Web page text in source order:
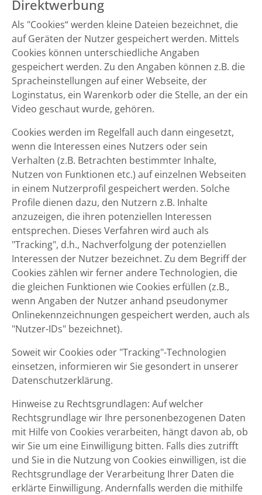
Direktwerbung
Als "Cookies“ werden kleine Dateien bezeichnet, die
auf Geräten der Nutzer gespeichert werden. Mittels
Cookies können unterschiedliche Angaben
gespeichert werden. Zu den Angaben können z.B. die
Spracheinstellungen auf einer Webseite, der
Loginstatus, ein Warenkorb oder die Stelle, an der ein
Video geschaut wurde, gehören.
Cookies werden im Regelfall auch dann eingesetzt,
wenn die Interessen eines Nutzers oder sein
Verhalten (z.B. Betrachten bestimmter Inhalte,
Nutzen von Funktionen etc.) auf einzelnen Webseiten
in einem Nutzerprofil gespeichert werden. Solche
Profile dienen dazu, den Nutzern z.B. Inhalte
anzuzeigen, die ihren potenziellen Interessen
entsprechen. Dieses Verfahren wird auch als
"Tracking", d.h., Nachverfolgung der potenziellen
Interessen der Nutzer bezeichnet. Zu dem Begriff der
Cookies zählen wir ferner andere Technologien, die
die gleichen Funktionen wie Cookies erfüllen (z.B.,
wenn Angaben der Nutzer anhand pseudonymer
Onlinekennzeichnungen gespeichert werden, auch als
"Nutzer-IDs" bezeichnet).
Soweit wir Cookies oder "Tracking"-Technologien
einsetzen, informieren wir Sie gesondert in unserer
Datenschutzerklärung.
Hinweise zu Rechtsgrundlagen: Auf welcher
Rechtsgrundlage wir Ihre personenbezogenen Daten
mit Hilfe von Cookies verarbeiten, hängt davon ab, ob
wir Sie um eine Einwilligung bitten. Falls dies zutrifft
und Sie in die Nutzung von Cookies einwilligen, ist die
Rechtsgrundlage der Verarbeitung Ihrer Daten die
erklärte Einwilligung. Andernfalls werden die mithilfe